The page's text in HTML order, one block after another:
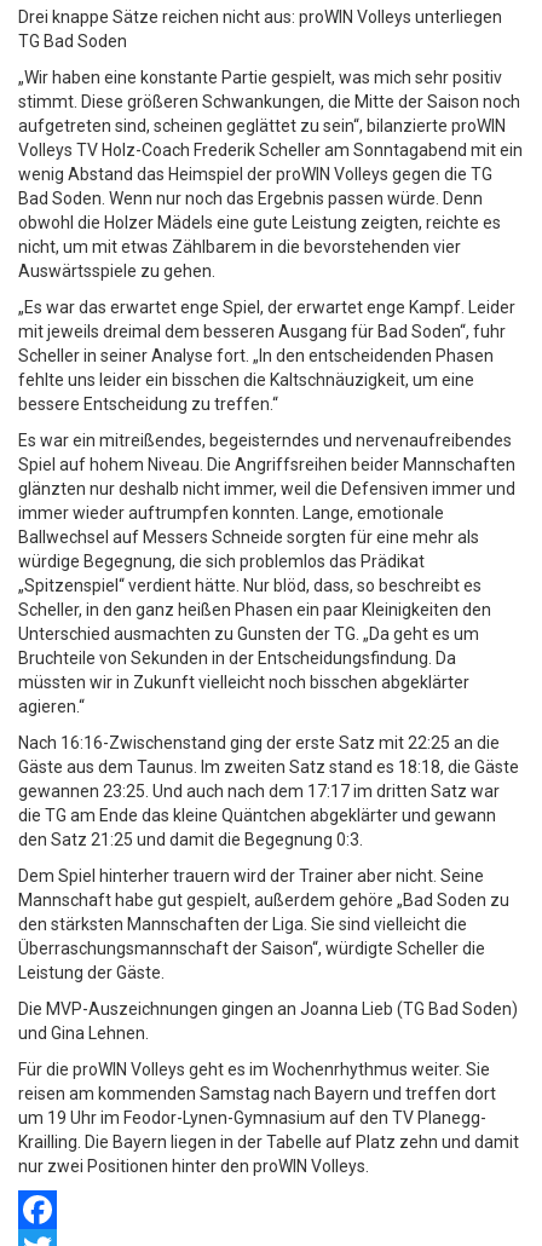
Drei knappe Sätze reichen nicht aus: proWIN Volleys unterliegen
TG Bad Soden
„Wir haben eine konstante Partie gespielt, was mich sehr positiv
stimmt. Diese größeren Schwankungen, die Mitte der Saison noch
aufgetreten sind, scheinen geglättet zu sein“, bilanzierte proWIN
Volleys TV Holz-Coach Frederik Scheller am Sonntagabend mit ein
wenig Abstand das Heimspiel der proWIN Volleys gegen die TG
Bad Soden. Wenn nur noch das Ergebnis passen würde. Denn
obwohl die Holzer Mädels eine gute Leistung zeigten, reichte es
nicht, um mit etwas Zählbarem in die bevorstehenden vier
Auswärtsspiele zu gehen.
„Es war das erwartet enge Spiel, der erwartet enge Kampf. Leider
mit jeweils dreimal dem besseren Ausgang für Bad Soden“, fuhr
Scheller in seiner Analyse fort. „In den entscheidenden Phasen
fehlte uns leider ein bisschen die Kaltschnäuzigkeit, um eine
bessere Entscheidung zu treffen.“
Es war ein mitreißendes, begeisterndes und nervenaufreibendes
Spiel auf hohem Niveau. Die Angriffsreihen beider Mannschaften
glänzten nur deshalb nicht immer, weil die Defensiven immer und
immer wieder auftrumpfen konnten. Lange, emotionale
Ballwechsel auf Messers Schneide sorgten für eine mehr als
würdige Begegnung, die sich problemlos das Prädikat
„Spitzenspiel“ verdient hätte. Nur blöd, dass, so beschreibt es
Scheller, in den ganz heißen Phasen ein paar Kleinigkeiten den
Unterschied ausmachten zu Gunsten der TG. „Da geht es um
Bruchteile von Sekunden in der Entscheidungsfindung. Da
müssten wir in Zukunft vielleicht noch bisschen abgeklärter
agieren.“
Nach 16:16-Zwischenstand ging der erste Satz mit 22:25 an die
Gäste aus dem Taunus. Im zweiten Satz stand es 18:18, die Gäste
gewannen 23:25. Und auch nach dem 17:17 im dritten Satz war
die TG am Ende das kleine Quäntchen abgeklärter und gewann
den Satz 21:25 und damit die Begegnung 0:3.
Dem Spiel hinterher trauern wird der Trainer aber nicht. Seine
Mannschaft habe gut gespielt, außerdem gehöre „Bad Soden zu
den stärksten Mannschaften der Liga. Sie sind vielleicht die
Überraschungsmannschaft der Saison“, würdigte Scheller die
Leistung der Gäste.
Die MVP-Auszeichnungen gingen an Joanna Lieb (TG Bad Soden)
und Gina Lehnen.
Für die proWIN Volleys geht es im Wochenrhythmus weiter. Sie
reisen am kommenden Samstag nach Bayern und treffen dort
um 19 Uhr im Feodor-Lynen-Gymnasium auf den TV Planegg-
Krailling. Die Bayern liegen in der Tabelle auf Platz zehn und damit
nur zwei Positionen hinter den proWIN Volleys.